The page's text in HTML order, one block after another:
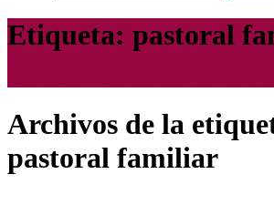
Etiqueta: pastoral
Archivos de la
pastoral familiar